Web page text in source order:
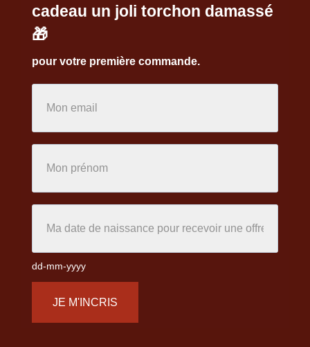
cadeau un joli torchon damassé
🎁
pour votre première commande.
dd-mm-yyyy
JE M'INCRIS